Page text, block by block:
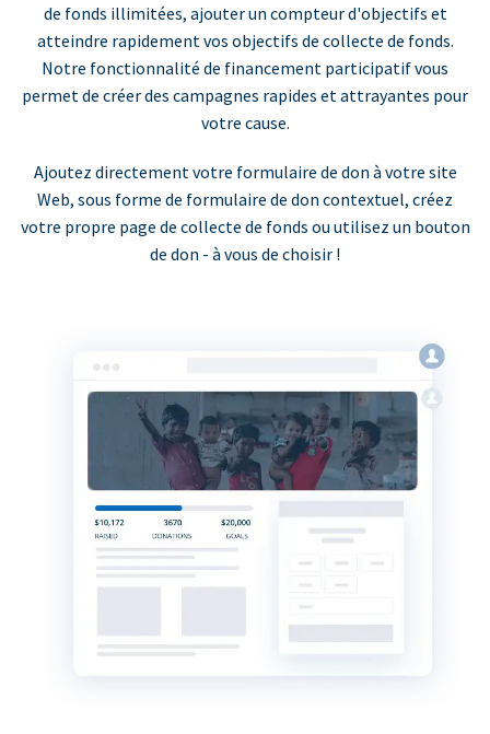
de fonds illimitées, ajouter un compteur d'objectifs et
atteindre rapidement vos objectifs de collecte de fonds.
Notre fonctionnalité de financement participatif vous
permet de créer des campagnes rapides et attrayantes pour
votre cause.
Ajoutez directement votre formulaire de don à votre site
Web, sous forme de formulaire de don contextuel, créez
votre propre page de collecte de fonds ou utilisez un bouton
de don - à vous de choisir !